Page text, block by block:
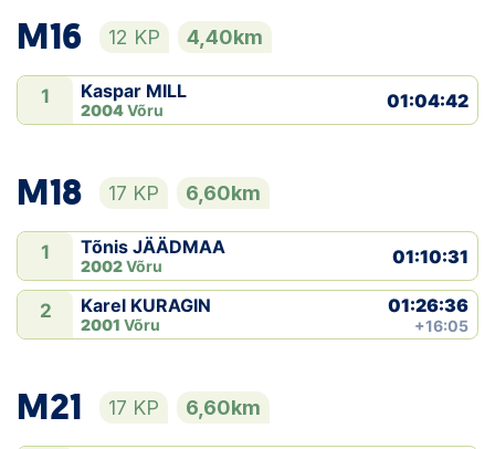
M16 12 KP 4,40km
1 Kaspar MILL
2004Võru 01:04:42
M18 17 KP 6,60km
1 Tõnis JÄÄDMAA
2002Võru 01:10:31
2 Karel KURAGIN
2001 Võru
01:26:36
+16:05
M21 17 KP 6,60km